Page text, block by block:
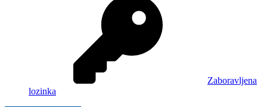
Zaboravljena
lozinka